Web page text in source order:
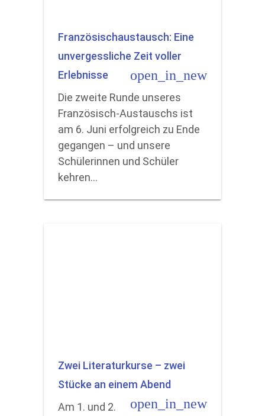
Französischaustausch: Eine
unvergessliche Zeit voller
Erlebnisse
open_in_new
Die zweite Runde unseres
Französisch-Austauschs ist
am 6. Juni erfolgreich zu Ende
gegangen – und unsere
Schülerinnen und Schüler
kehren…
Zwei Literaturkurse – zwei
Stücke an einem Abend
open_in_new
Am 1. und 2.